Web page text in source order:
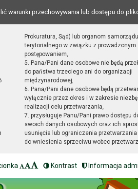
warunki przechowywania lub dostępu do
Prokuratura, Sąd) lub organom samorządu
terytorialnego w związku z prowadzonym
postępowaniem,
5. Pana/Pani dane osobowe nie będą
do państwa trzeciego ani do organizacji
międzynarodowej,
6. Pana/Pani dane osobowe będą
wyłącznie przez okres i w zakresie
realizacji celu przetwarzania,
7. przysługuje Panu/Pani prawo dostępu
swoich danych osobowych oraz ich
usunięcia lub ograniczenia przetwarzania
do wniesienia sprzeciwu wobec
Kontrast Informacja